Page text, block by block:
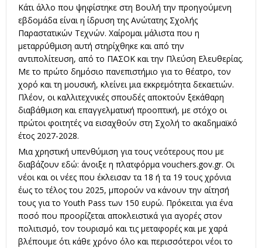
Κάτι άλλο που ψηφίστηκε στη Βουλή την προηγούμενη
εβδομάδα είναι η ίδρυση της Ανώτατης Σχολής
Παραστατικών Τεχνών. Χαίρομαι μάλιστα που η
μεταρρύθμιση αυτή στηρίχθηκε και από την
αντιπολίτευση, από το ΠΑΣΟΚ και την Πλεύση Ελευθερίας.
Με το πρώτο δημόσιο πανεπιστήμιο για το θέατρο, τον
χορό και τη μουσική, κλείνει μια εκκρεμότητα δεκαετιών.
Πλέον, οι καλλιτεχνικές σπουδές αποκτούν ξεκάθαρη
διαβάθμιση και επαγγελματική προοπτική, με στόχο οι
πρώτοι φοιτητές να εισαχθούν στη Σχολή το ακαδημαϊκό
έτος 2027-2028.
Μια χρηστική υπενθύμιση για τους νεότερους που με
διαβάζουν εδώ: άνοιξε η πλατφόρμα vouchers.gov.gr. Οι
νέοι και οι νέες που έκλεισαν τα 18 ή τα 19 τους χρόνια
έως το τέλος του 2025, μπορούν να κάνουν την αίτησή
τους για το Youth Pass των 150 ευρώ. Πρόκειται για ένα
ποσό που προορίζεται αποκλειστικά για αγορές στον
πολιτισμό, τον τουρισμό και τις μεταφορές και με χαρά
βλέπουμε ότι κάθε χρόνο όλο και περισσότεροι νέοι το